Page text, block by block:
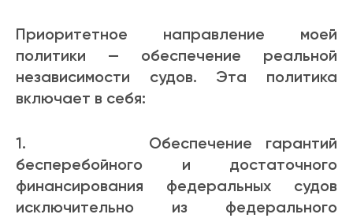
Приоритетное направление моей
политики — обеспечение реальной
независимости судов. Эта политика
включает в себя:
1. Обеспечение гарантий
бесперебойного и достаточного
финансирования федеральных судов
исключительно из федерального